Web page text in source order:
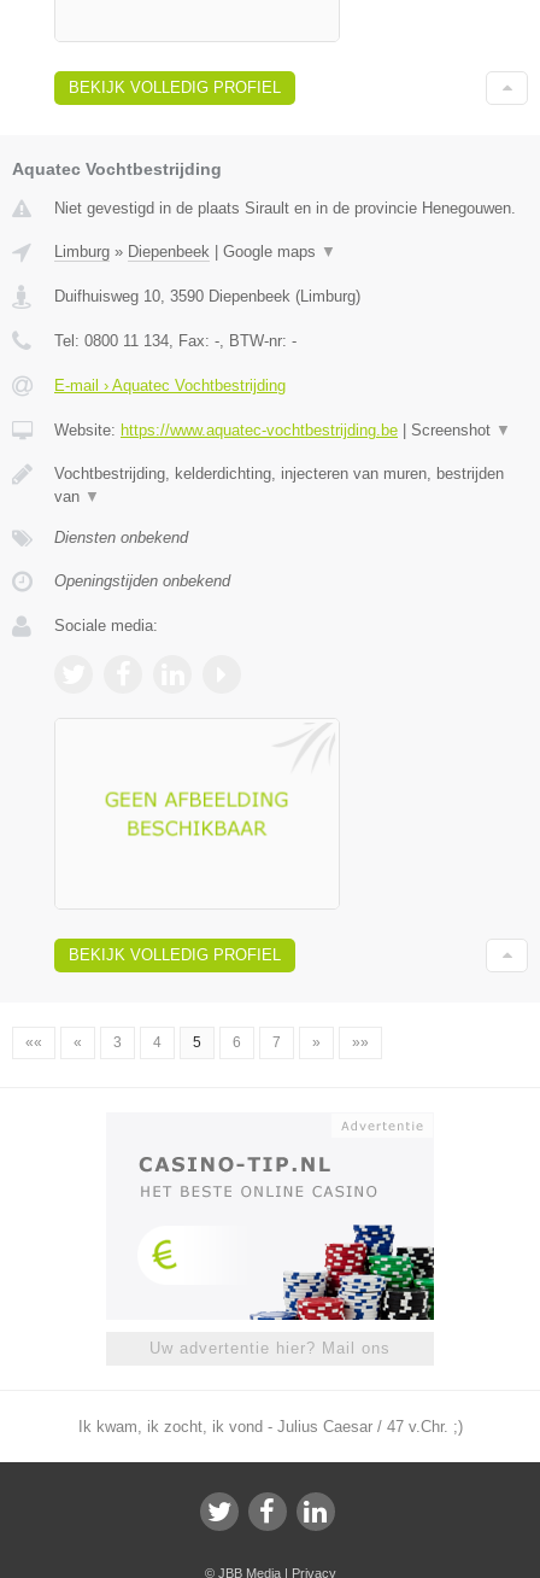
BEKIJK VOLLEDIG PROFIEL
Aquatec Vochtbestrijding
Niet gevestigd in de plaats Sirault en in de provincie Henegouwen.
Limburg » Diepenbeek Google maps ▼
Duifhuisweg 10, 3590 Diepenbeek (Limburg)
Tel: 0800 11 134, Fax: -, BTW-nr: -
E-mail › Aquatec Vochtbestrijding
Website: https://www.aquatec-vochtbestrijding.be Screenshot ▼
Vochtbestrijding, kelderdichting, injecteren van muren, bestrijden
van ▼
Diensten onbekend
Openingstijden onbekend
Sociale media:
BEKIJK VOLLEDIG PROFIEL
«« « 3 4 5 6 7 » »»
Uw advertentie hier? Mail ons
Ik kwam, ik zocht, ik vond - Julius Caesar / 47 v.Chr. ;)
© JBB Media| Privacy